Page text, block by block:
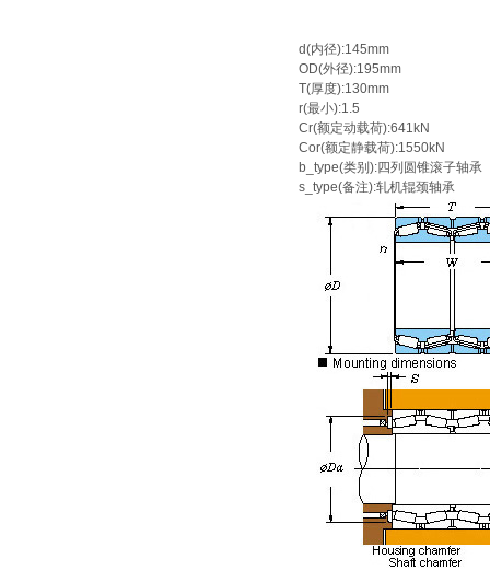
d(内径):145mm
OD(外径):195mm
T(厚度):130mm
r(最小):1.5
Cr(额定动载荷):641kN
Cor(额定静载荷):1550kN
b_type(类别):四列圆锥滚子轴承
s_type(备注):轧机辊颈轴承